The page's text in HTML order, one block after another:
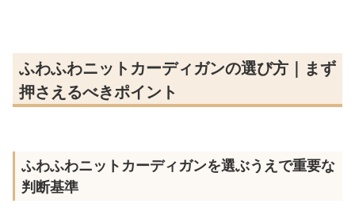
ふわふわニットカーディガンの選び方｜まず
押さえるべきポイント
ふわふわニットカーディガンを選ぶうえで重要な
判断基準